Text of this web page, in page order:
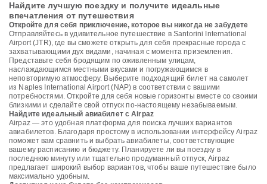
Найдите лучшую поездку и получите идеальные
впечатления от путешествия
Откройте для себя приключение, которое вы никогда не забудете
Отправляйтесь в удивительное путешествие в Santorini International
Airport (JTR), где вы сможете открыть для себя прекрасные города с
захватывающими дух видами, начиная с момента приземления.
Представьте себя бродящим по оживленным улицам,
наслаждающимся местными вкусами и погружающимся в
неповторимую атмосферу. Выберите подходящий билет на самолет
из Naples International Airport (NAP) в соответствии с вашими
потребностями. Откройте для себя новые горизонты вместе со своими
близкими и сделайте свой отпуск по-настоящему незабываемым.
Найдите идеальный авиабилет с Airpaz
Airpaz — это удобная платформа для поиска лучших вариантов
авиабилетов. Благодаря простому в использовании интерфейсу Airpaz
поможет вам сравнить и выбрать авиабилеты, соответствующие
вашему расписанию и бюджету. Планируете ли вы поездку в
последнюю минуту или тщательно продуманный отпуск, Airpaz
предлагает широкий выбор вариантов, чтобы ваше путешествие было
максимально удобным.